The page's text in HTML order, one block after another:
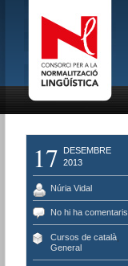
17
DESEMBRE
2013
Núria Vidal
No hi ha comentaris
Cursos de català,
General